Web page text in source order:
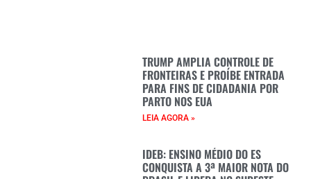
TRUMP AMPLIA CONTROLE DE
FRONTEIRAS E PROÍBE ENTRADA
PARA FINS DE CIDADANIA POR
PARTO NOS EUA
LEIA AGORA »
IDEB: ENSINO MÉDIO DO ES
CONQUISTA A 3ª MAIOR NOTA DO